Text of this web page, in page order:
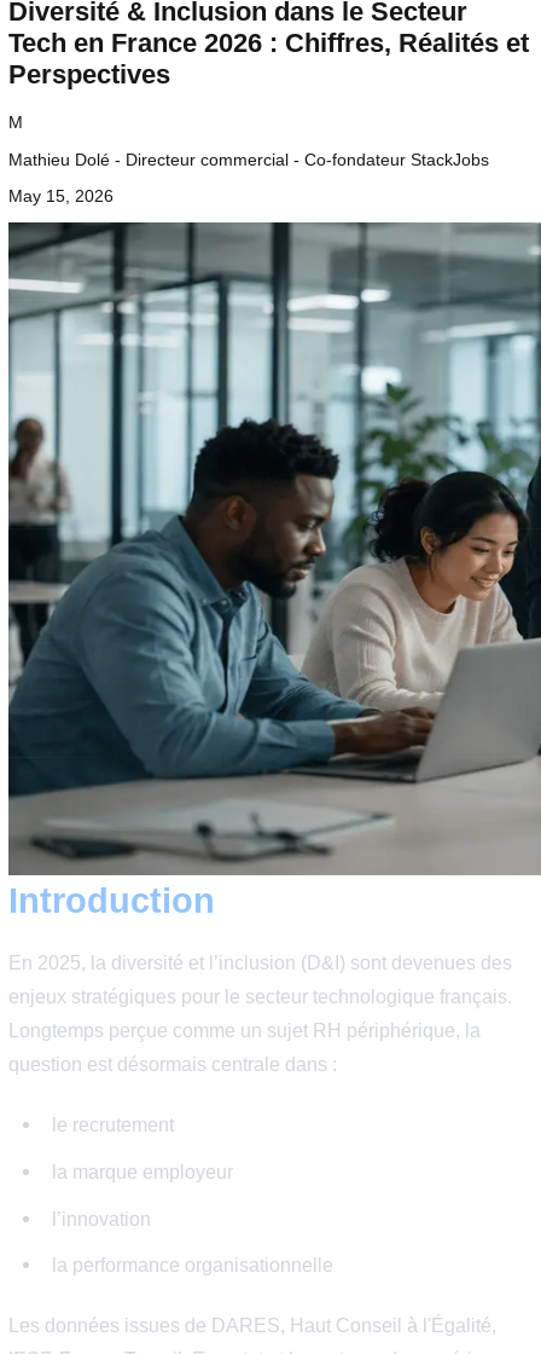
Back to Blog
RH
Perspectives
M
Mathieu Dolé - Directeur commercial - Co-fondateur
May 15, 2026
En 2025, la diversité et l’inclusion (D&I) sont devenues
question est désormais centrale dans :